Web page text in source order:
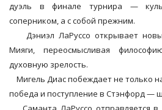
дуэль в финале турнира —
соперником, а с собой прежним.
Дэниэл ЛаРуссо открывает
Мияги, переосмысливая
духовную зрелость.
Мигель Диас побеждает не только
победа и поступление в Стэнфорд —